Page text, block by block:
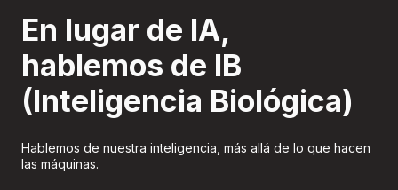
En lugar de IA,
hablemos de IB
(Inteligencia Biológica)
Hablemos de nuestra inteligencia, más allá de lo que hacen
las máquinas.